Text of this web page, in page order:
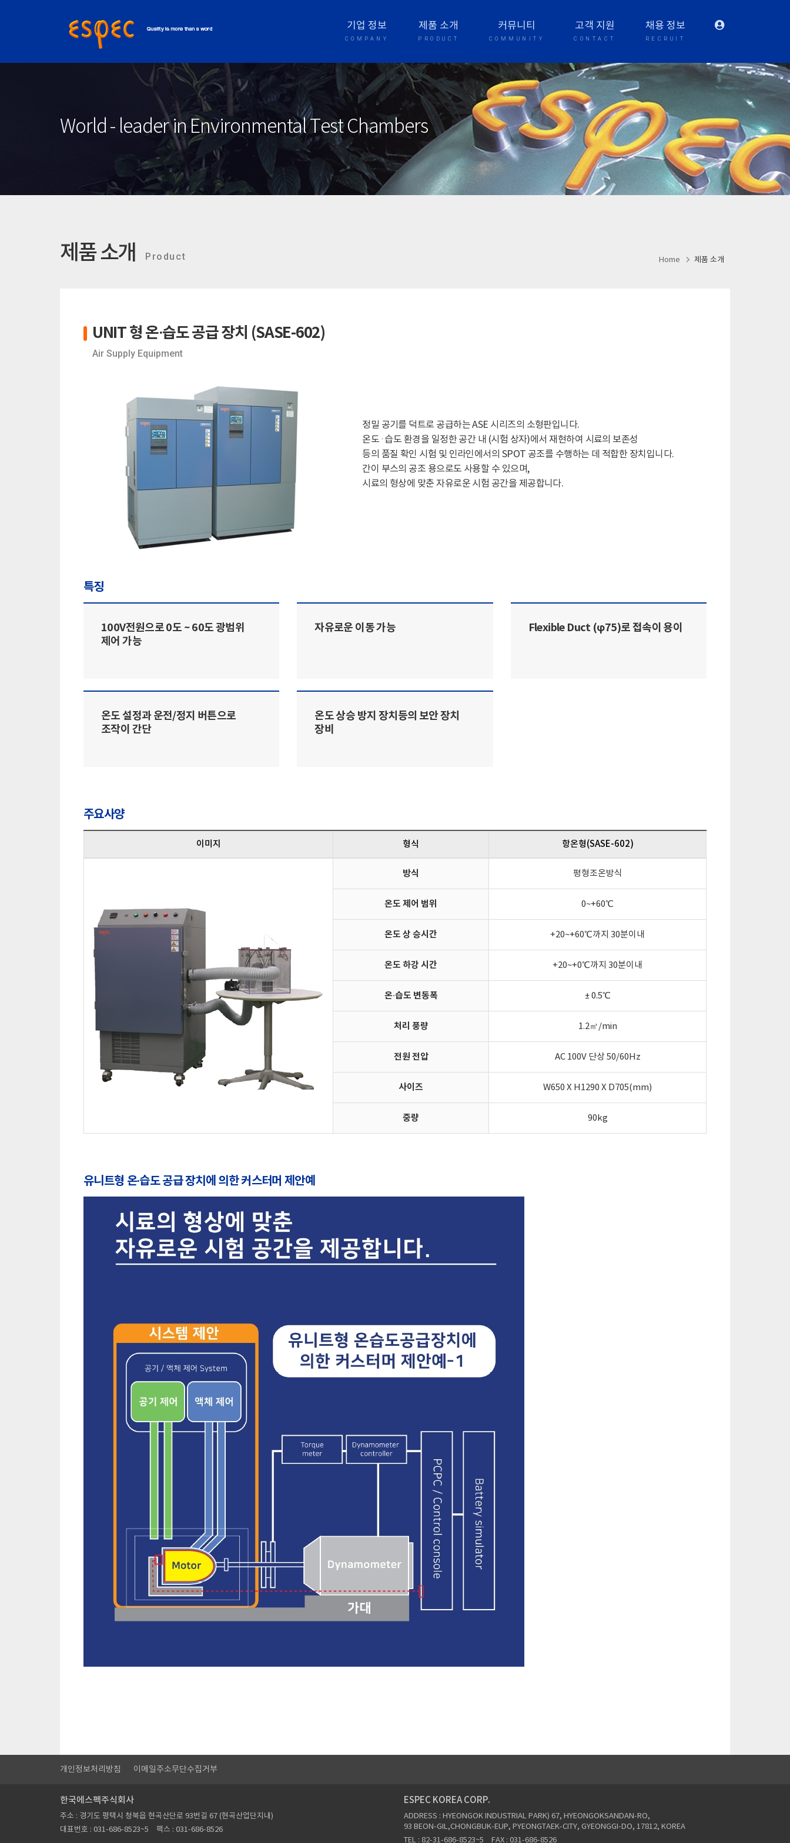
기업 정보
COMPANY
제품 소개
PRODUCT
커뮤니티
COMMUNITY
고객 지원
CONTACT
채용 정보
RECRUIT
World - leader in Environmental Test Chambers
Home 제품 소개
제품 소개 Product
UNIT 형 온·습도 공급 장치 (SASE-602)
Air Supply Equipment
정밀 공기를 덕트로 공급하는 ASE 시리즈의 소형판입니다.
온도 · 습도 환경을 일정한 공간 내 (시험 상자)에서 재현하여 시료의 보존성
등의 품질 확인 시험 및 인라인에서의 SPOT 공조를 수행하는 데 적합한 장치입니다.
간이 부스의 공조 용으로도 사용할 수 있으며,
시료의 형상에 맞춘 자유로운 시험 공간을 제공합니다.
특징
100V전원으로 0도 ~ 60도 광범위
제어 가능
자유로운 이동 가능 Flexible Duct (φ75)로 접속이 용이
온도 설정과 운전/정지 버튼으로
조작이 간단
온도 상승 방지 장치등의 보안 장치
장비
주요사양
이미지 형식 항온형(SASE-602)
방식 평형조온방식
온도 제어 범위 0~+60℃
온도 상 승시간 +20~+60℃까지 30분이내
온도 하강 시간 +20~+0℃까지 30분이내
온·습도 변동폭 ± 0.5℃
처리 풍량 1.2㎡/min
전원 전압 AC 100V 단상 50/60Hz
사이즈 W650 X H1290 X D705(mm)
중량 90kg
유니트형 온·습도 공급 장치에 의한 커스터머 제안예
개인정보처리방침 이메일주소무단수집거부
한국에스펙주식회사
주소 : 경기도 평택시 청북읍 현곡산단로 93번길 67 (현곡산업단지내)
대표번호 : 031-686-8523~5
팩스 : 031-686-8526
ESPEC KOREA CORP.
ADDRESS : HYEONGOK INDUSTRIAL PARK) 67, HYEONGOKSANDAN-RO,
93 BEON-GIL,CHONGBUK-EUP, PYEONGTAEK-CITY, GYEONGGI-DO, 17812, KOREA
TEL : 82-31-686-8523~5
FAX : 031-686-8526